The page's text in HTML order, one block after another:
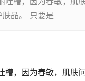
品。 只要是
槽，因为春敏，肌肤